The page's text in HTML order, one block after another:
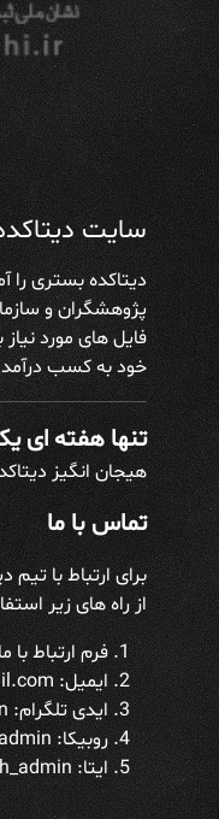
سایت دیتاکده
دیتاکده بستری را
پژوهشگران و
فایل های مورد نیاز
خود به کسب درآمد
تنها هفته ای
هیجان انگیز
تماس با ما
برای ارتباط با تیم
از راه های زیر
فرم ارتباط با ما
ایمیل: datakadeh@gmail.com
ایدی تلگرام:datakadeh_admin
روبیکا: datakadeh_admin
ایتا: datakadeh_admin